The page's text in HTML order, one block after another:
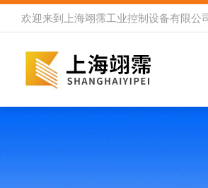
欢迎来到 上海翊霈工业控制设备有限公